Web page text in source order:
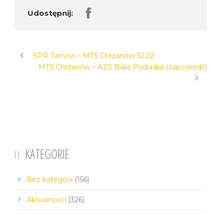
Udostępnij:
SPR Tarnów – MTS Chrzanów 32:22
MTS Chrzanów – AZS Biała Podlaska (zapowiedź)
KATEGORIE
Bez kategorii (156)
Aktualności (326)